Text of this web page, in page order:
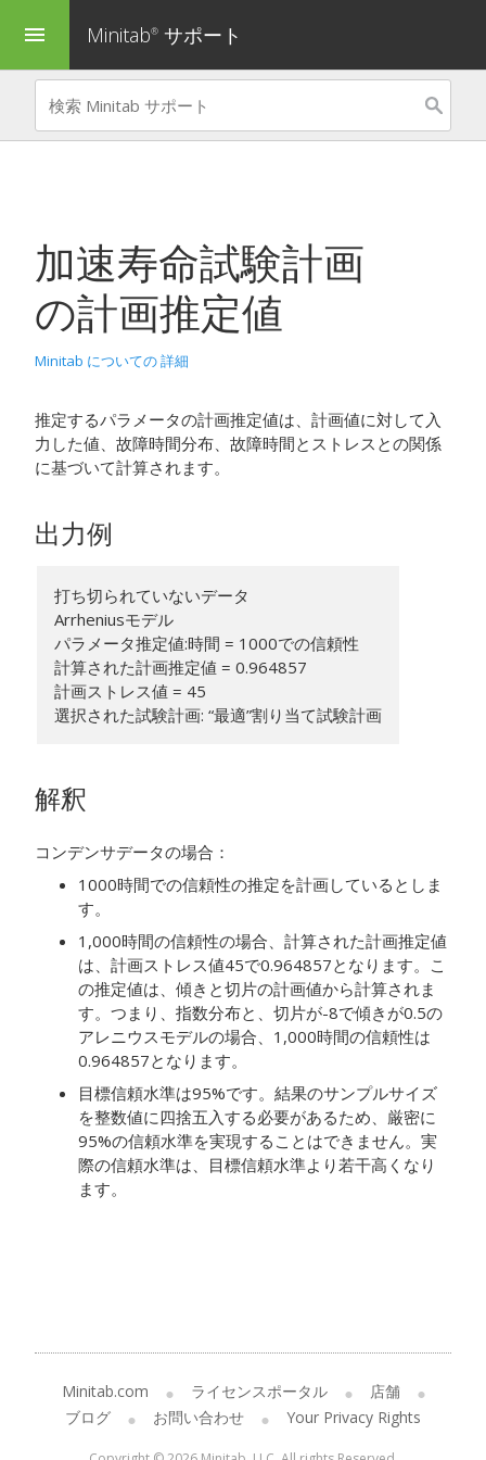
menu Minitab® サポート
加速寿命試験計画
の計画推定値
Minitab についての 詳細
推定するパラメータの計画推定値は、計画値に対して入
力した値、故障時間分布、故障時間とストレスとの関係
に基づいて計算されます。
出力例
打ち切られていないデータ
Arrheniusモデル
パラメータ推定値:時間 = 1000での信頼性
計算された計画推定値 = 0.964857
計画ストレス値 = 45
選択された試験計画: “最適”割り当て試験計画
解釈
コンデンサデータの場合：
1000時間での信頼性の推定を計画しているとしま
す。
1,000時間の信頼性の場合、計算された計画推定値
は、計画ストレス値45で0.964857となります。こ
の推定値は、傾きと切片の計画値から計算されま
す。つまり、指数分布と、切片が-8で傾きが0.5の
アレニウスモデルの場合、1,000時間の信頼性は
0.964857となります。
目標信頼水準は95%です。結果のサンプルサイズ
を整数値に四捨五入する必要があるため、厳密に
95%の信頼水準を実現することはできません。実
際の信頼水準は、目標信頼水準より若干高くなり
ます。
Minitab.com ライセンスポータル
店舗
ブログ
お問い合わせ Your Privacy Rights